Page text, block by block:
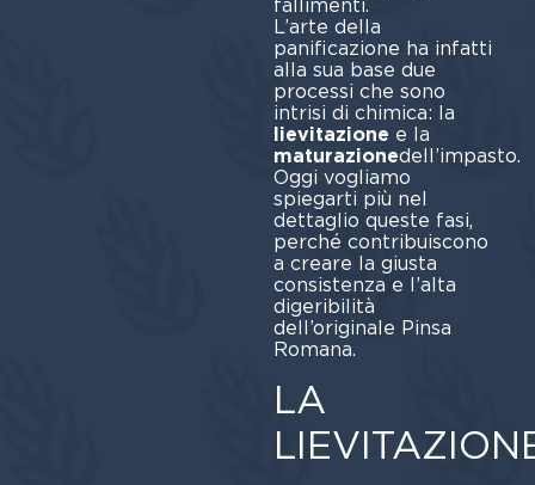
fallimenti.
L’arte della
panificazione ha infatti
alla sua base due
processi che sono
intrisi di chimica: la
lievitazione e la
maturazionedell’impasto.
Oggi vogliamo
spiegarti più nel
dettaglio queste fasi,
perché contribuiscono
a creare la giusta
consistenza e l’alta
digeribilità
dell’originale Pinsa
Romana.
LA